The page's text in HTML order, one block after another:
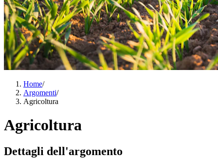
Home/
Argomenti/
Agricoltura
Agricoltura
Dettagli dell'argomento